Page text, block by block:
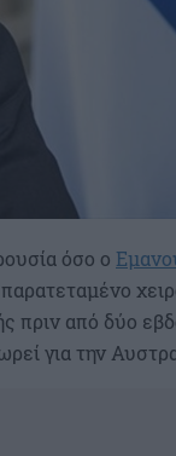
όσο ο
πριν από δύο
για την